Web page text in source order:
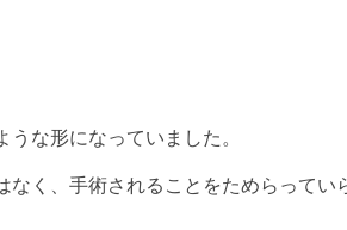
な形になっていました。
く、手術されることをためらってい